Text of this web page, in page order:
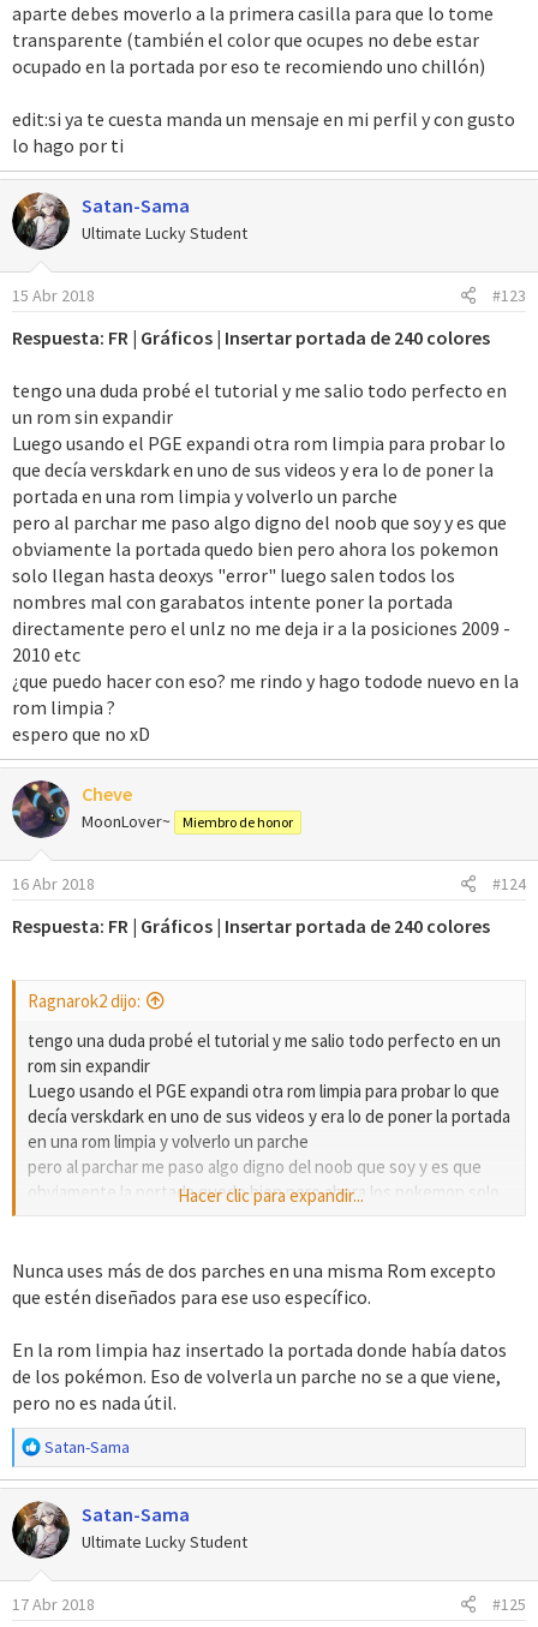
aparte debes moverlo a la primera casilla para que lo tome
transparente (también el color que ocupes no debe estar
ocupado en la portada por eso te recomiendo uno chillón)
edit:si ya te cuesta manda un mensaje en mi perfil y con gusto
lo hago por ti
Satan-Sama
Ultimate Lucky Student
15 Abr 2018 #123
Respuesta: FR | Gráficos | Insertar portada de 240 colores
tengo una duda probé el tutorial y me salio todo perfecto en
un rom sin expandir
Luego usando el PGE expandi otra rom limpia para probar lo
que decía verskdark en uno de sus videos y era lo de poner la
portada en una rom limpia y volverlo un parche
pero al parchar me paso algo digno del noob que soy y es que
obviamente la portada quedo bien pero ahora los pokemon
solo llegan hasta deoxys "error" luego salen todos los
nombres mal con garabatos intente poner la portada
directamente pero el unlz no me deja ir a la posiciones 2009 -
2010 etc
¿que puedo hacer con eso? me rindo y hago todode nuevo en la
rom limpia ?
espero que no xD
Cheve
MoonLover~ Miembro de honor
16 Abr 2018 #124
Respuesta: FR | Gráficos | Insertar portada de 240 colores
Ragnarok2 dijo:
tengo una duda probé el tutorial y me salio todo perfecto en un
rom sin expandir
Luego usando el PGE expandi otra rom limpia para probar lo que
decía verskdark en uno de sus videos y era lo de poner la portada
en una rom limpia y volverlo un parche
pero al parchar me paso algo digno del noob que soy y es que
obviamente la portada quedo bien pero ahora los pokemon solo
unlz no me deja ir a la posiciones 2009 - 2010 etc
¿que puedo hacer con eso? me rindo y hago todode nuevo en la
espero que no xD
Hacer clic para expandir...
Nunca uses más de dos parches en una misma Rom excepto
que estén diseñados para ese uso específico.
En la rom limpia haz insertado la portada donde había datos
de los pokémon. Eso de volverla un parche no se a que viene,
pero no es nada útil.
R
e
a
c
c
i
o
n
Satan-Sama
Satan-Sama
Ultimate Lucky Student
17 Abr 2018 #125